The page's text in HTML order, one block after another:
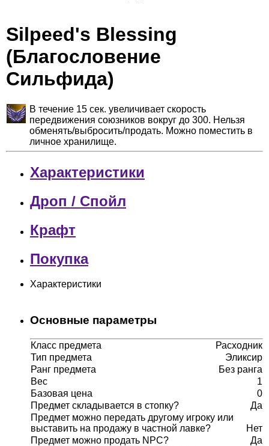
Silpeed's Blessing
(Благословение
Сильфида)
В течение 15 сек. увеличивает скорость
передвижения союзников вокруг до 300. Нельзя
обменять/выбросить/продать. Можно поместить в
личное хранилище.
Характеристики
Дроп / Спойл
Крафт
Покупка
Характеристики
Основные параметры
Класс предмета
Расходник
Тип предмета
Эликсир
Ранг предмета
Без ранга
Вес
1
Базовая цена
0
Предмет складывается в стопку?
Да
Предмет можно передать другому игроку или
выставить на продажу в частной лавке?
Нет
Предмет можно продать NPC?
Да